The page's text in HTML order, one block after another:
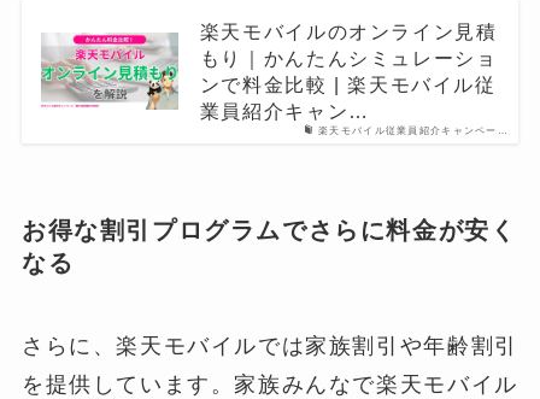
楽天モバイル従業員紹介キャンペー…
楽天モバイルのオンライン見積
もり｜かんたんシミュレーショ
ンで料金比較 | 楽天モバイル従
業員紹介キャン…
お得な割引プログラムでさらに料金が安く
なる
さらに、楽天モバイルでは家族割引や年齢割引
を提供しています。家族みんなで楽天モバイル